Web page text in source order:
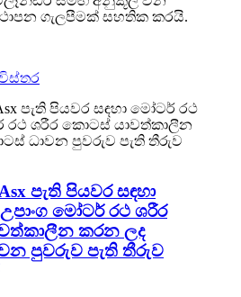
ගැලපීමක් සහතික කරයි.
පැති පියවර සඳහා
මෝටර් රථ ශරීර
කරන ලද
පුවරුව පැති තීරුව